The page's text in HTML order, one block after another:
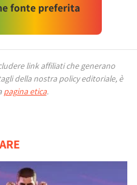
fonte preferita
link affiliati che generano
della nostra policy editoriale, è
pagina etica.